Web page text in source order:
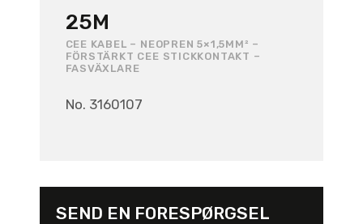
25M
CEE KABEL – NEOPREN 5×1,5MM² –
FÖRSTÄRKT CEE STICKKONTAKT –
FASVÄXLARE
No. 3160107
SEND EN FORESPØRGSEL